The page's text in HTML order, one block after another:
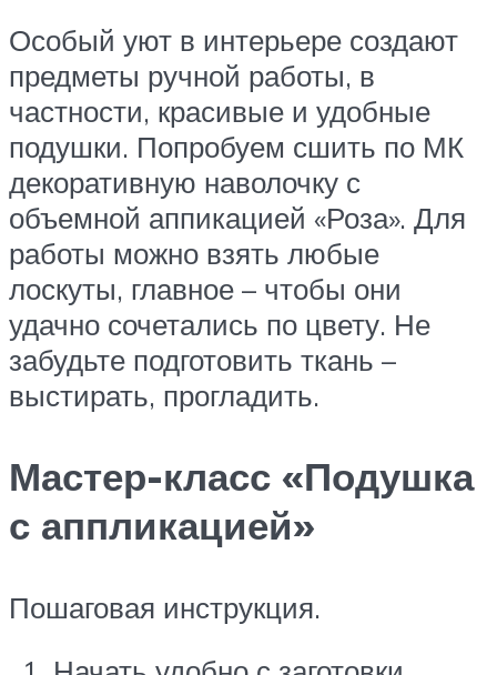
Особый уют в интерьере создают
предметы ручной работы, в
частности, красивые и удобные
подушки. Попробуем сшить по МК
декоративную наволочку с
объемной аппикацией «Роза». Для
работы можно взять любые
лоскуты, главное – чтобы они
удачно сочетались по цвету. Не
забудьте подготовить ткань –
выстирать, прогладить.
Мастер-класс «Подушка
с аппликацией»
Пошаговая инструкция.